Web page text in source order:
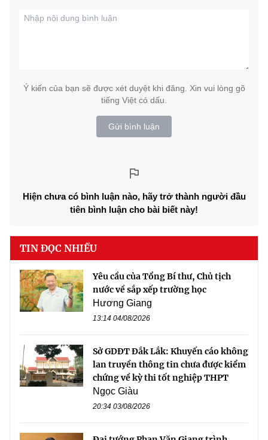
Ý kiến của bạn sẽ được xét duyệt khi đăng. Xin vui lòng gõ
tiếng Việt có dấu.
Gửi bình luận
Hiện chưa có bình luận nào, hãy trở thành người đầu
tiên bình luận cho bài biết này!
TIN ĐỌC NHIỀU
Yêu cầu của Tổng Bí thư, Chủ tịch
nước về sắp xếp trường học
Hương Giang
13:14 04/08/2026
Sở GDĐT Đắk Lắk: Khuyến cáo không
lan truyền thông tin chưa được kiểm
chứng về kỳ thi tốt nghiệp THPT
Ngọc Giàu
20:34 03/08/2026